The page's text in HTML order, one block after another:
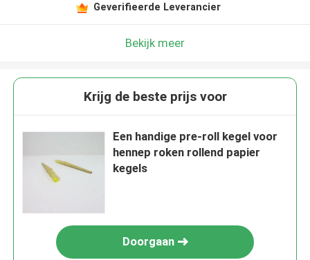
Geverifieerde Leverancier
Bekijk meer
Krijg de beste prijs voor
Een handige pre-roll kegel voor
hennep roken rollend papier
kegels
Doorgaan